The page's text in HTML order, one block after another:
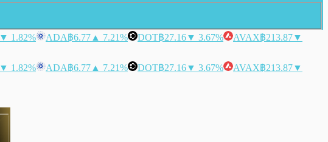
▼ 1.82% ADA฿6.77 ▲ 7.21% DOT฿27.16▼ 3.67% AVAX฿213.87▼
▼ 1.82% ADA฿6.77 ▲ 7.21% DOT฿27.16▼ 3.67% AVAX฿213.87▼